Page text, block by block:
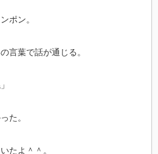
ポン。
言葉で話が通じる。
た。
たよ＾＾。